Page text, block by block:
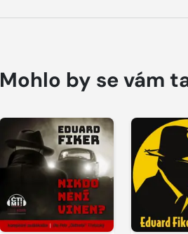
Mohlo by se vám
Přehrát
ukázku
Přehrát
ukázku